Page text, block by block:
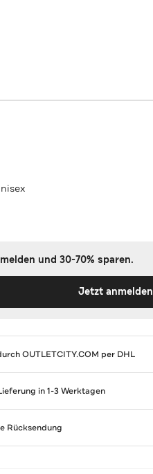
und 30-70% sparen.
Jetzt anmelden
OUTLETCITY.COM per DHL
in 1-3 Werktagen
Rücksendung